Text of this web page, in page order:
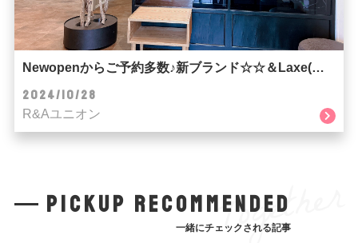
Newopenからご予約多数♪新ブランド☆☆＆Laxe(ラクス)☆☆
2024/10/28
R&Aユニオン
pickup recommended
一緒にチェックされる記事
Together